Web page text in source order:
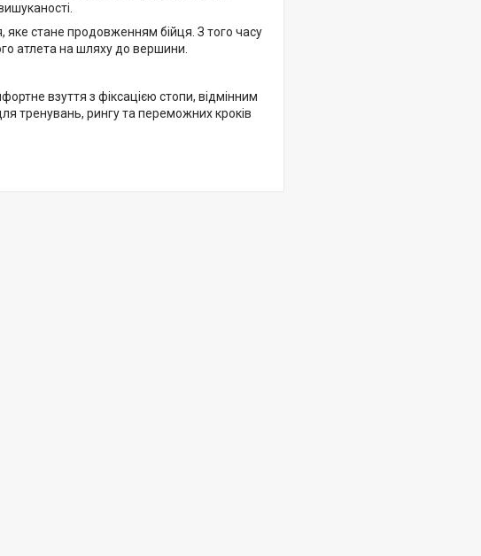
яке стане продовженням бійця. З того часу
атлета на шляху до вершини.
взуття з фіксацією стопи, відмінним
тренувань, рингу та переможних кроків